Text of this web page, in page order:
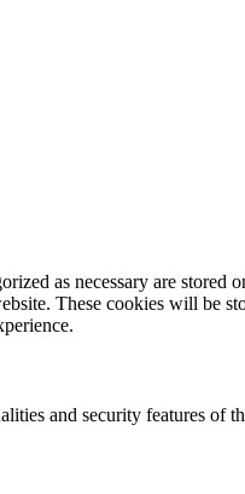
as necessary are stored
These cookies will be
and security features of